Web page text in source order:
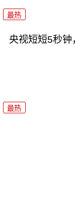
最热
央视短短5秒
最热